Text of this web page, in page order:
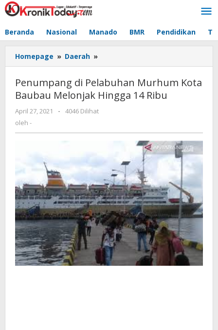
Lewati
ke
Beranda Nasional Manado BMR Pendidikan
Homepage » Daerah »
di
Pelabuhan
Murhum
Kota
Penumpang di Pelabuhan Murhum Kota
Baubau Melonjak Hingga 14 Ribu
April 27, 2021
oleh
-
4046 Dilihat
oleh -